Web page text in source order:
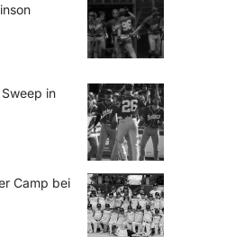
in
Camp bei